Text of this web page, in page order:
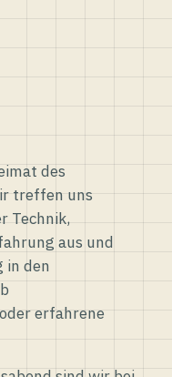
des
treffen uns
Technik,
aus und
in den
erfahrene